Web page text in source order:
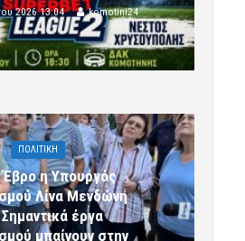
2026 13:04 komotini24
ΠΟΛΙΤΙΚΗ
Έβρο η Υπουργός
Λίνα Μενδώνη
έργα
μπαίνουν στην